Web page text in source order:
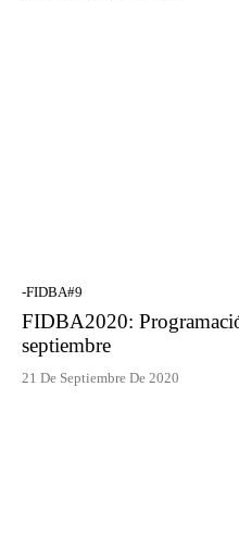
-FIDBA#9
FIDBA2020:
septiembre
21 De Septiembre De 2020